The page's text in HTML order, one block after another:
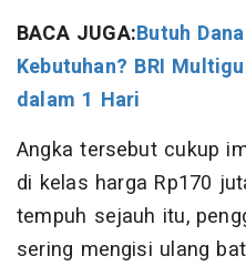
BACA JUGA:Butuh
Kebutuhan? BRI
dalam 1 Hari
Angka tersebut cukup
di kelas harga Rp170
tempuh sejauh itu,
sering mengisi ulang